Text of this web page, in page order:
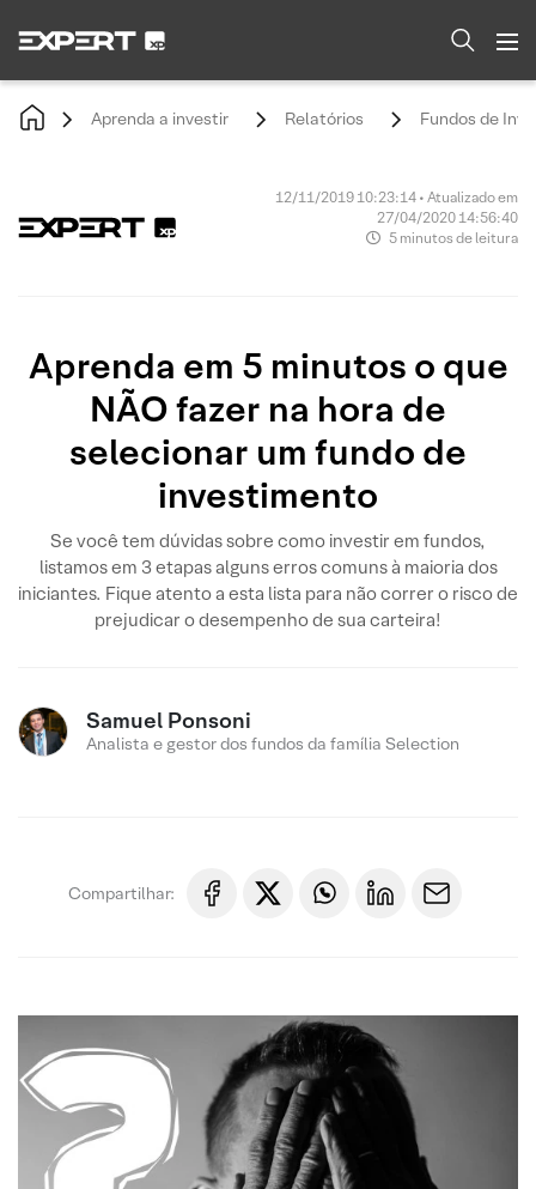
Aprenda a investir Relatórios Fundos de
12/11/2019 10:23:14 • Atualizado em
27/04/2020 14:56:40
5 minutos de leitura
Aprenda em 5 minutos o que
NÃO fazer na hora de
selecionar um fundo de
investimento
Se você tem dúvidas sobre como investir em fundos,
listamos em 3 etapas alguns erros comuns à maioria dos
iniciantes. Fique atento a esta lista para não correr o risco de
prejudicar o desempenho de sua carteira!
Samuel Ponsoni
Analista e gestor dos fundos da família Selection
Compartilhar: